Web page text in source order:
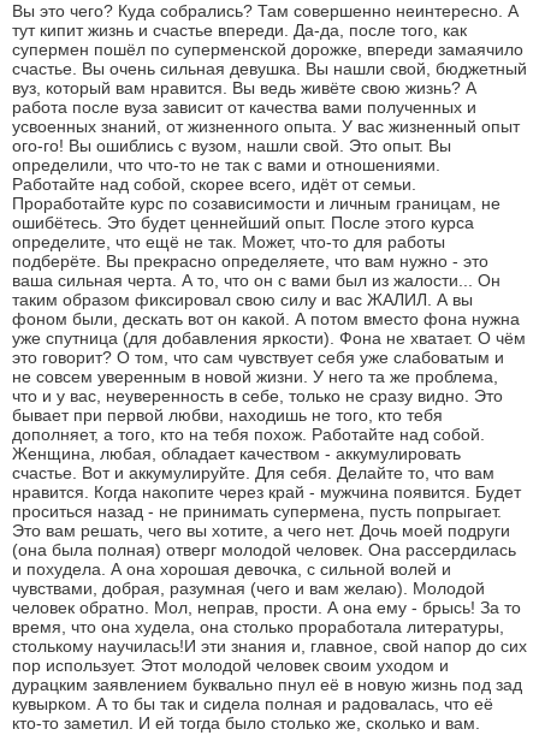
Вы это чего? Куда собрались? Там совершенно неинтересно. А
тут кипит жизнь и счастье впереди. Да-да, после того, как
супермен пошёл по суперменской дорожке, впереди замаячило
счастье. Вы очень сильная девушка. Вы нашли свой, бюджетный
вуз, который вам нравится. Вы ведь живёте свою жизнь? А
работа после вуза зависит от качества вами полученных и
усвоенных знаний, от жизненного опыта. У вас жизненный опыт
ого-го! Вы ошиблись с вузом, нашли свой. Это опыт. Вы
определили, что что-то не так с вами и отношениями.
Работайте над собой, скорее всего, идёт от семьи.
Проработайте курс по созависимости и личным границам, не
ошибётесь. Это будет ценнейший опыт. После этого курса
определите, что ещё не так. Может, что-то для работы
подберёте. Вы прекрасно определяете, что вам нужно - это
ваша сильная черта. А то, что он с вами был из жалости... Он
таким образом фиксировал свою силу и вас ЖАЛИЛ. А вы
фоном были, дескать вот он какой. А потом вместо фона нужна
уже спутница (для добавления яркости). Фона не хватает. О чём
это говорит? О том, что сам чувствует себя уже слабоватым и
не совсем уверенным в новой жизни. У него та же проблема,
что и у вас, неуверенность в себе, только не сразу видно. Это
бывает при первой любви, находишь не того, кто тебя
дополняет, а того, кто на тебя похож. Работайте над собой.
Женщина, любая, обладает качеством - аккумулировать
счастье. Вот и аккумулируйте. Для себя. Делайте то, что вам
нравится. Когда накопите через край - мужчина появится. Будет
проситься назад - не принимать супермена, пусть попрыгает.
Это вам решать, чего вы хотите, а чего нет. Дочь моей подруги
(она была полная) отверг молодой человек. Она рассердилась
и похудела. А она хорошая девочка, с сильной волей и
чувствами, добрая, разумная (чего и вам желаю). Молодой
человек обратно. Мол, неправ, прости. А она ему - брысь! За то
время, что она худела, она столько проработала литературы,
столькому научилась!И эти знания и, главное, свой напор до сих
пор использует. Этот молодой человек своим уходом и
дурацким заявлением буквально пнул её в новую жизнь под зад
кувырком. А то бы так и сидела полная и радовалась, что её
кто-то заметил. И ей тогда было столько же, сколько и вам.